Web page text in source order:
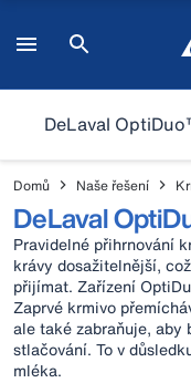
DeLaval
Domů Naše řešení
DeLaval
Pravidelné přihrnování
krávy dosažitelnější,
přijímat. Zařízení
Zaprvé krmivo
ale také zabraňuje, aby
stlačování. To v
mléka.